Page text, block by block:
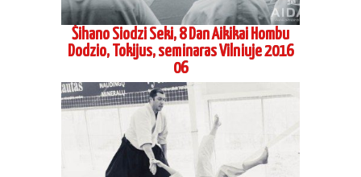
Šihano Siodzi Seki, 8 Dan Aikikai Hombu
Dodzio, Tokijus, seminaras Vilniuje 2016
06